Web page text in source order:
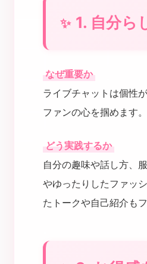
1. 自分ら
なぜ重要か
ライブチャットは個性
ファンの心を掴めます。
どう実践するか
自分の趣味や話し方、
やゆったりしたファッ
たトークや自己紹介も